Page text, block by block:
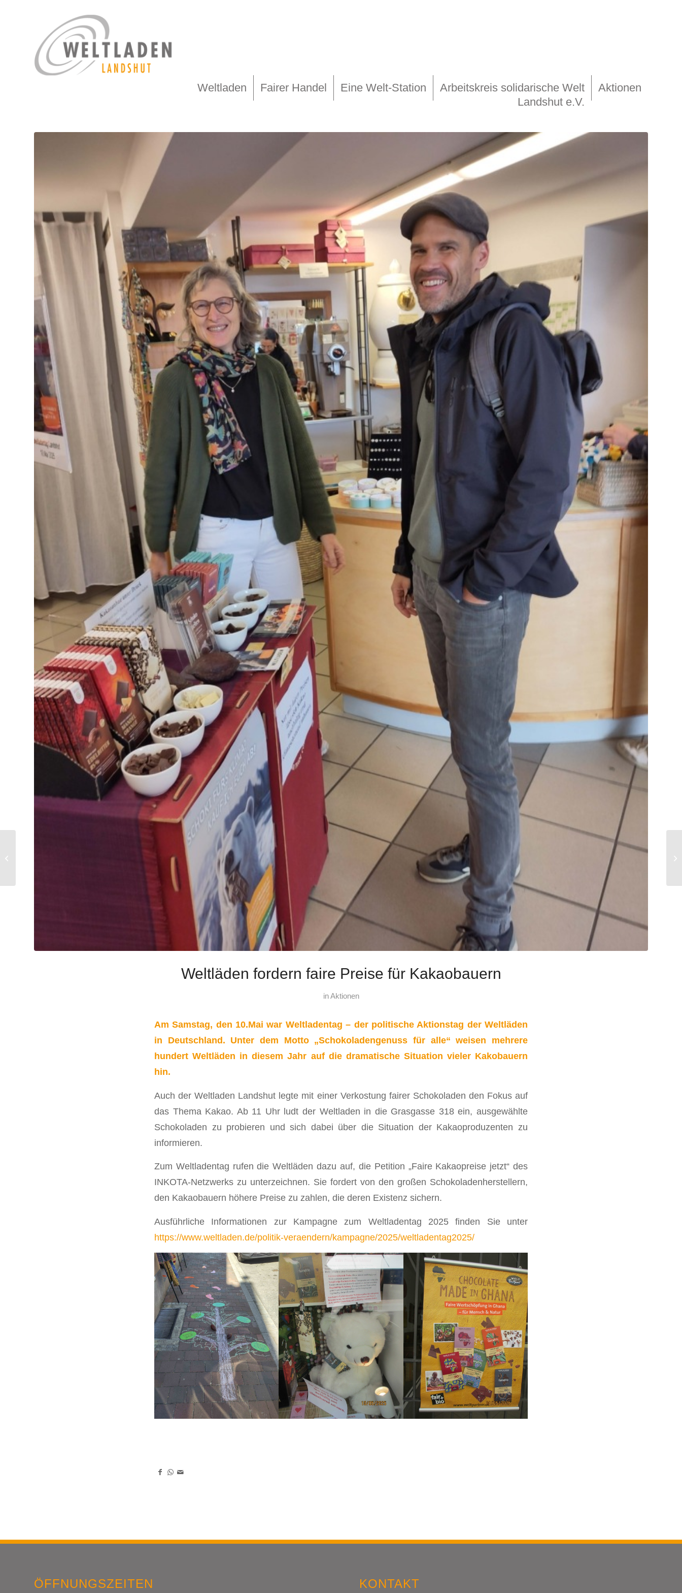
Aktionen
Arbeitskreis solidarische Welt
Landshut e.V.
Eine Welt-Station
Fairer Handel
Weltladen
Weltläden fordern faire Preise für Kakaobauern
inAktionen
Am Samstag, den 10.Mai war Weltladentag – der politische Aktionstag der Weltläden
in Deutschland. Unter dem Motto „Schokoladengenuss für alle“ weisen mehrere
hundert Weltläden in diesem Jahr auf die dramatische Situation vieler Kakobauern
hin.
Auch der Weltladen Landshut legte mit einer Verkostung fairer Schokoladen den Fokus auf
das Thema Kakao. Ab 11 Uhr ludt der Weltladen in die Grasgasse 318 ein, ausgewählte
Schokoladen zu probieren und sich dabei über die Situation der Kakaoproduzenten zu
informieren.
Zum Weltladentag rufen die Weltläden dazu auf, die Petition „Faire Kakaopreise jetzt“ des
INKOTA-Netzwerks zu unterzeichnen. Sie fordert von den großen Schokoladenherstellern,
den Kakaobauern höhere Preise zu zahlen, die deren Existenz sichern.
Ausführliche Informationen zur Kampagne zum Weltladentag 2025 finden Sie unter
https://www.weltladen.de/politik-veraendern/kampagne/2025/weltladentag2025/
ÖFFNUNGSZEITEN KONTAKT